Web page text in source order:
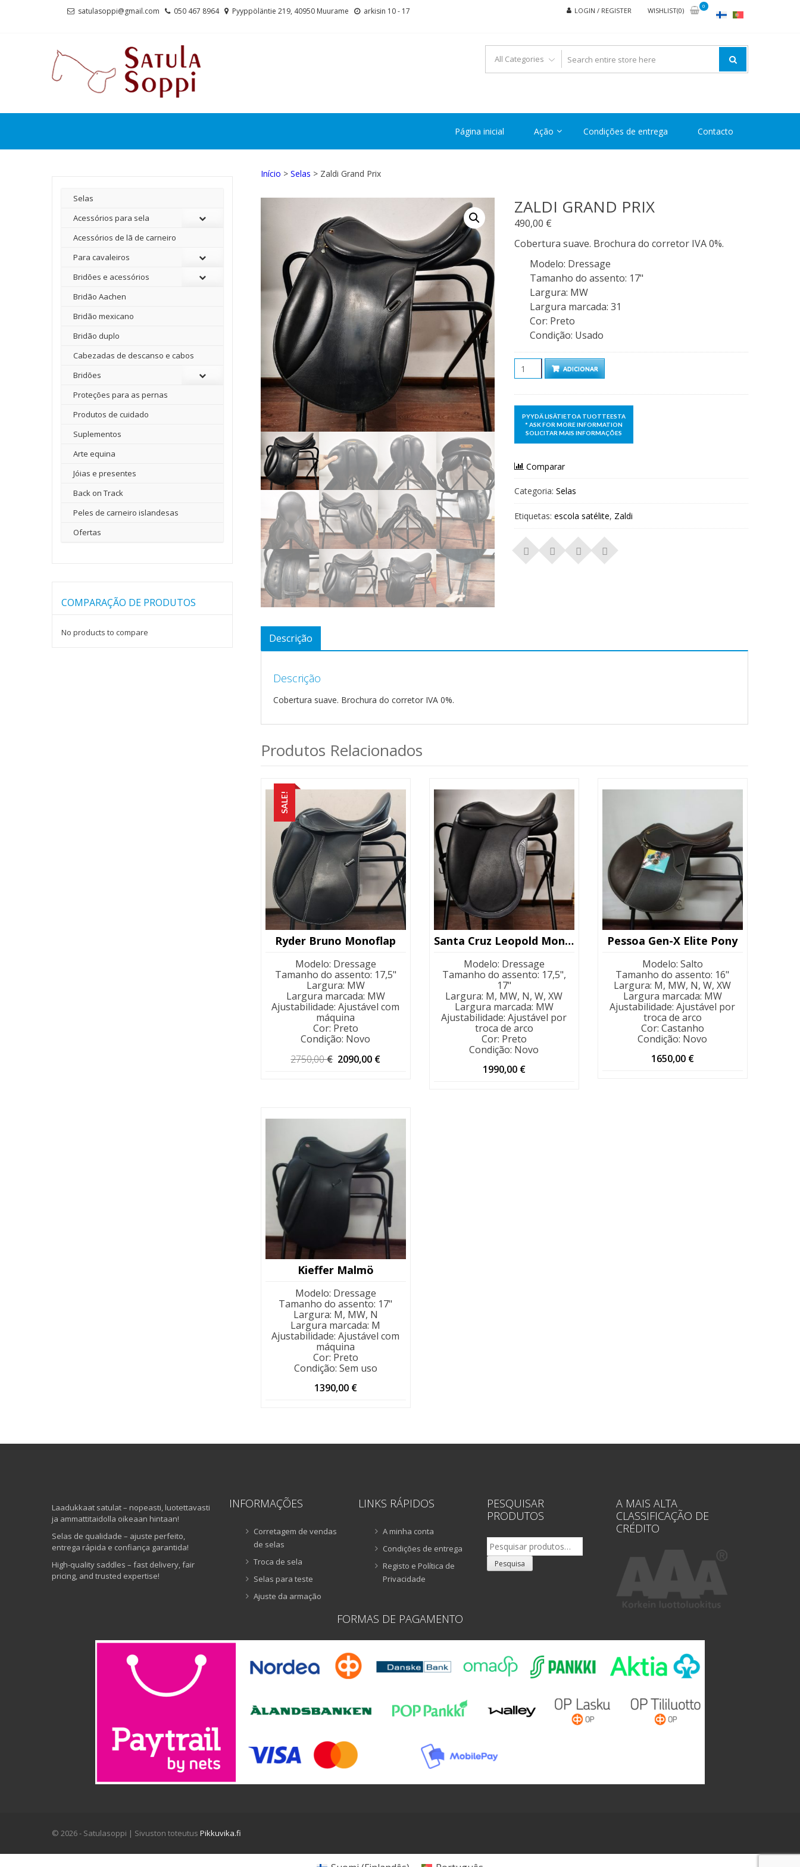
satulasoppi@gmail.com 050 467 8964 Pyyppöläntie 219, 40950 Muurame arkisin 10 - 17 LOGIN / REGISTER WISHLIST(0)
0
Página inicial Ação Condições de entrega Contacto
Início > Selas > Zaldi Grand Prix
ZALDI GRAND PRIX
490,00 €
Cobertura suave. Brochura do corretor IVA 0%.
Modelo: Dressage
Tamanho do assento: 17"
Largura: MW
Largura marcada: 31
Cor: Preto
Condição: Usado
QuantidadeADICIONAR
Comparar
Categoria: Selas
Etiquetas: escola satélite, Zaldi
Descrição
Descrição
Cobertura suave. Brochura do corretor IVA 0%.
Produtos Relacionados
SALE!
Ryder Bruno Monoflap
Modelo: Dressage
Tamanho do assento: 17,5"
Largura: MW
Largura marcada: MW
Ajustabilidade:Ajustável com
máquina
Cor: Preto
Condição: Novo
2750,00€ O
2090,00 €
Santa Cruz Leopold Monoflap Wool
Modelo: Dressage
Tamanho do assento: 17,5",
17"
Largura: M, MW, N, W, XW
Largura marcada: MW
Ajustabilidade:Ajustável por
troca de arco
Cor: Preto
Condição: Novo
1990,00 €
Pessoa Gen-X Elite Pony
Modelo: Salto
Tamanho do assento: 16"
Largura: M, MW, N, W, XW
Largura marcada: MW
Ajustabilidade:Ajustável por
troca de arco
Cor: Castanho
Condição: Novo
1650,00 €
Kieffer Malmö
Modelo: Dressage
Tamanho do assento: 17"
Largura: M, MW, N
Largura marcada: M
Ajustabilidade:Ajustável com
máquina
Cor: Preto
Condição: Sem uso
1390,00 €
Selas
Acessórios para sela
Acessórios de lã de carneiro
Para cavaleiros
Bridões e acessórios
Bridão Aachen
Bridão mexicano
Bridão duplo
Cabezadas de descanso e cabos
Bridões
Proteções para as pernas
Produtos de cuidado
Suplementos
Arte equina
Jóias e presentes
Back on Track
Peles de carneiro islandesas
Ofertas
COMPARAÇÃO DE PRODUTOS
No products to compare
Laadukkaat satulat – nopeasti, luotettavasti
ja ammattitaidolla oikeaan hintaan!
Selas de qualidade – ajuste perfeito,
entrega rápida e confiança garantida!
High-quality saddles – fast delivery, fair
pricing, and trusted expertise!
INFORMAÇÕES
Corretagem de vendas
de selas
Troca de sela
Selas para teste
Ajuste da armação
LINKS RÁPIDOS
A minha conta
Condições de entrega
Registo e Política de
Privacidade
PESQUISAR
PRODUTOS
Pesquisar
por:
Pesquisa
A MAIS ALTA
CLASSIFICAÇÃO DE
CRÉDITO
FORMAS DE PAGAMENTO
© 2026 - Satulasoppi | Sivuston toteutus Pikkuvika.fi